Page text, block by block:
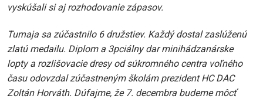
vyskúšali si aj rozhodovanie zápasov.
Turnaja sa zúčastnilo 6 družstiev. Každý dostal zaslúženú
zlatú medailu. Diplom a 3pciálny dar minihádzanárske
lopty a rozlišovacie dresy od súkromného centra voľného
času odovzdal zúčastneným školám prezident HC DAC
Zoltán Horváth. Dúfajme, že 7. decembra budeme môcť